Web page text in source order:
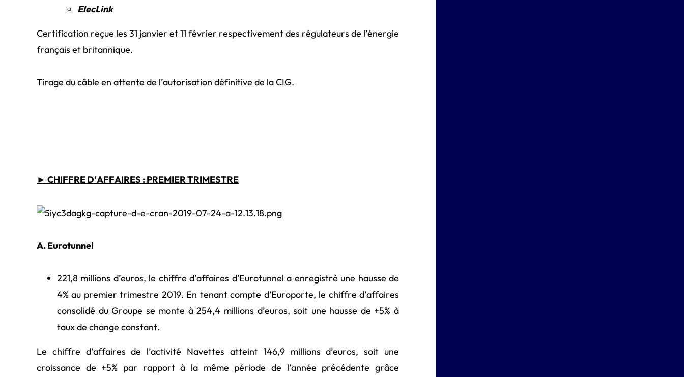
ElecLink
Certification reçue les 31 janvier et 11 février respectivement des régulateurs de l’énergie
français et britannique.
Tirage du câble en attente de l’autorisation définitive de la CIG.
► CHIFFRE D’AFFAIRES : PREMIER TRIMESTRE
A. Eurotunnel
221,8 millions d’euros, le chiffre d’affaires d’Eurotunnel a enregistré une hausse de
4% au premier trimestre 2019. En tenant compte d’Europorte, le chiffre d’affaires
consolidé du Groupe se monte à 254,4 millions d’euros, soit une hausse de +5% à
taux de change constant.
Le chiffre d’affaires de l’activité Navettes atteint 146,9 millions d’euros, soit une
croissance de +5% par rapport à la même période de l’année précédente grâce